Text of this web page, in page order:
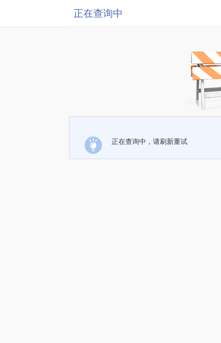
正在查询中
正在查询中，请刷新重试